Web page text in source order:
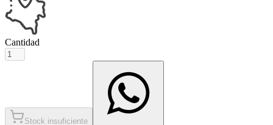
Cantidad
Stock insuficiente